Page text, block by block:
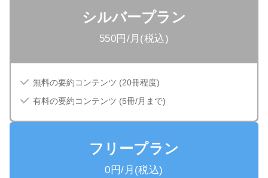
シルバープラン
550円/月(税込)
無料の要約コンテンツ (20冊程度)
有料の要約コンテンツ (5冊/月まで)
フリープラン
0円/月(税込)